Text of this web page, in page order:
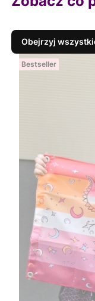
Obejrzyj
Bestseller